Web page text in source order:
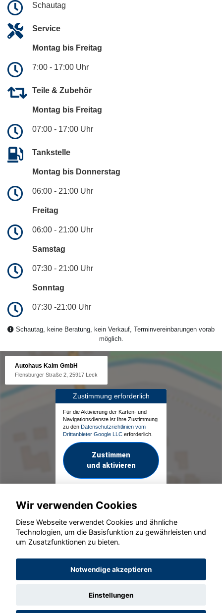
Schautag
Service
Montag bis Freitag
7:00 - 17:00 Uhr
Teile & Zubehör
Montag bis Freitag
07:00 - 17:00 Uhr
Tankstelle
Montag bis Donnerstag
06:00 - 21:00 Uhr
Freitag
06:00 - 21:00 Uhr
Samstag
07:30 - 21:00 Uhr
Sonntag
07:30 -21:00 Uhr
Schautag, keine Beratung, kein Verkauf, Terminvereinbarungen vorab
möglich.
Autohaus Kaim GmbH
Flensburger Straße 2, 25917 Leck
Zustimmung erforderlich
Für die Aktivierung der Karten- und
Navigationsdienste ist Ihre Zustimmung
zu den Datenschutzrichtlinien vom
Drittanbieter Google LLC erforderlich.
Zustimmen
und aktivieren
© konjunkturmotor.de GmbH 2020 - 2026
Wir verwenden Cookies
Diese Webseite verwendet Cookies und ähnliche
Technologien, um die Basisfunktion zu gewährleisten und
um Zusatzfunktionen zu bieten.
Notwendige akzeptieren
Einstellungen